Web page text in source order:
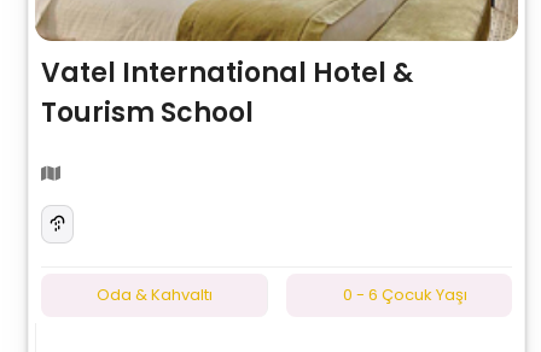
Vatel International Hotel &
Tourism School
Oda & Kahvaltı 0 - 6 Çocuk Yaşı